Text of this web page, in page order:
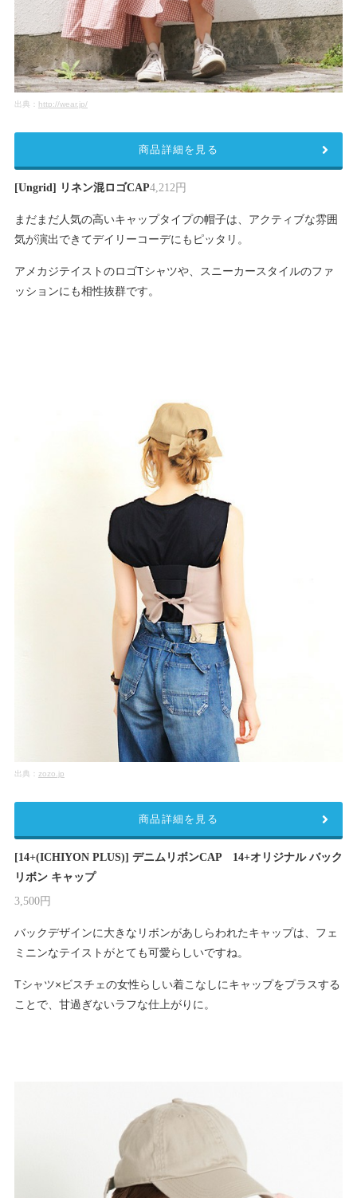
出典： http://wear.jp/
[Ungrid] リネン混ロゴCAP4,212円
まだまだ人気の高いキャップタイプの帽子は、アクティブな雰囲
気が演出できてデイリーコーデにもピッタリ。
アメカジテイストのロゴTシャツや、スニーカースタイルのファ
ッションにも相性抜群です。
商品詳細を見る
出典： zozo.jp
[14+(ICHIYON PLUS)] デニムリボンCAP 14+オリジナル バック
リボン キャップ
3,500円
バックデザインに大きなリボンがあしらわれたキャップは、フェ
ミニンなテイストがとても可愛らしいですね。
Tシャツ×ビスチェの女性らしい着こなしにキャップをプラスする
ことで、甘過ぎないラフな仕上がりに。
商品詳細を見る